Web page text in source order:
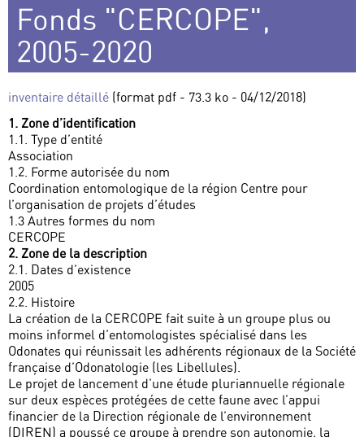
Fonds "CERCOPE",
2005-2020
inventaire détaillé (format pdf - 73.3 ko - 04/12/2018)
1. Zone d’identification
1.1. Type d’entité
Association
1.2. Forme autorisée du nom
Coordination entomologique de la région Centre pour
l’organisation de projets d’études
1.3 Autres formes du nom
CERCOPE
2. Zone de la description
2.1. Dates d’existence
2005
2.2. Histoire
La création de la CERCOPE fait suite à un groupe plus ou
moins informel d’entomologistes spécialisé dans les
Odonates qui réunissait les adhérents régionaux de la Société
française d’Odonatologie (les Libellules).
Le projet de lancement d’une étude pluriannuelle régionale
sur deux espèces protégées de cette faune avec l’appui
financier de la Direction régionale de l’environnement
(DIREN) a poussé ce groupe à prendre son autonomie, la